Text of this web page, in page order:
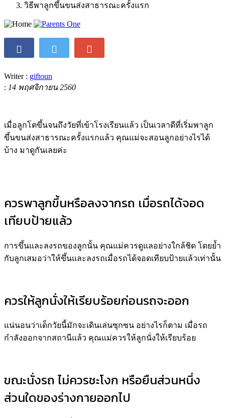
วิธีพาลูกขึ้นขนส่งสาธารณะครั้งแรก
Writer : giftoun
: 14 พฤศจิกายน 2560
เมื่อลูกโตขึ้นจนถึงวัยที่เข้าโรงเรียนแล้ว เป็นเวลาดีที่เริ่มพาลูก
ขึ้นขนส่งสาธารณะครั้งแรกแล้ว คุณแม่จะสอนลูกอย่างไรได้
บ้าง มาดูกันเลยค่ะ
ควรพาลูกขึ้นหรือลงจากรถ เมื่อรถได้จอด
เทียบป้ายแล้ว
การขึ้นและลงรถของลูกนั้น คุณแม่ควรดูแลอย่างใกล้ชิด โดยย้ำ
กับลูกเสมอว่าให้ขึ้นและลงรถเมื่อรถได้จอดเทียบป้ายแล้วเท่านั้น
ควรให้ลูกนั่งให้เรียบร้อยก่อนรถจะออก
แน่นอนว่าเด็กวัยนี้มักจะเดินเล่นซุกซน อย่างไรก็ตาม เมื่อรถ
กำลังออกจากสถานีแล้ว คุณแม่ควรให้ลูกนั่งให้เรียบร้อย
ขณะนั่งรถ ไม่ควรชะโงก หรือยืนส่วนหนึ่ง
ส่วนใดของร่างกายออกไป